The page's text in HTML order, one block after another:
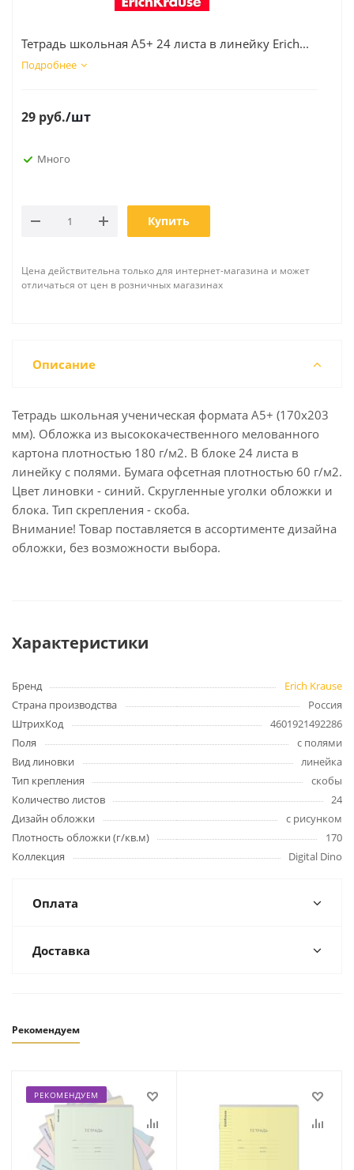
Тетрадь школьная А5+ 24 листа в линейку Erich...
Подробнее
29 руб./шт
Много
Купить
Цена действительна только для интернет-магазина и может
отличаться от цен в розничных магазинах
Описание
Тетрадь школьная ученическая формата А5+ (170х203
мм). Обложка из высококачественного мелованного
картона плотностью 180 г/м2. В блоке 24 листа в
линейку с полями. Бумага офсетная плотностью 60 г/м2.
Цвет линовки - синий. Скругленные уголки обложки и
блока. Тип скрепления - скоба.
Внимание! Товар поставляется в ассортименте дизайна
обложки, без возможности выбора.
Характеристики
Бренд
Erich Krause
Страна производства
Россия
ШтрихКод
4601921492286
Поля
с полями
Вид линовки
линейка
Тип крепления
скобы
Количество листов
24
Дизайн обложки
с рисунком
Плотность обложки (г/кв.м)
170
Коллекция
Digital Dino
Оплата
Доставка
Рекомендуем
РЕКОМЕНДУЕМ